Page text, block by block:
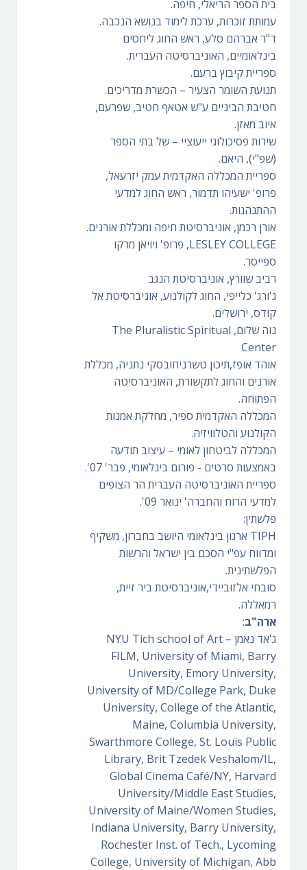
בית הספר הריאלי, חיפה.
עמותת זוכרות, ערכת לימוד בנושא הנכבה.
ד"ר אברהם סלע, ראש החוג ליחסים
בינלאומיים, האוניברסיטה העברית.
ספריית קיבוץ ברעם.
תנועת השומר הצעיר – הכשרת מדריכים.
חטיבת הביניים ע"ש אטאף חטיב, שפרעם,
איוב מאזן.
שירות פסיכולוגי ייעוציי – של בתי הספר
(שפ"י), היאם.
ספריית המכללה האקדמית עמק יזרעאל,
פרופ' ישעיהו תדמור, ראש החוג למדעי
ההתנהגות.
אורן רכמן, אוניברסיטת חיפה ומכללת אורנים.
LESLEY COLLEGE, פרופ' ויויאן מרקו
ספייסר.
רביב שוורץ, אוניברסיטת הנגב
ג'ורג' כלייפי, החוג לקולנוע, אוניברסיטת אל
קודס, ירושלים.
נוה שלום, The Pluralistic Spiritual
Center
אוהד אופז,תיכון טשרניחובסקי נתניה, מכללת
אורנים והחוג לתקשורת, האוניברסיטה
הפתוחה.
המכללה האקדמית ספיר, מחלקת אמנות
הקולנוע והטלוויזיה.
המכללה לביטחון לאומי – עיצוב תודעה
באמצעות סרטים - פורום בינלאומי, פבר' 07'.
ספריית האוניברסיטה העברית הר הצופים
למדעי הרוח והחברה' ינואר 09'.
פלשתין:
TIPH ארגון בינלאומי היושב בחברון, משקיף
ומדווח עפ"י הסכם בין ישראל והרשות
הפלשתינית.
סובחי אלזוביידי,אוניברסיטת ביר זיית,
רמאללה.
ארה"ב:
ג'אד נאמן NYU Tich school of Art –
FILM, University of Miami, Barry
University, Emory University,
University of MD/College Park, Duke
University, College of the Atlantic,
Maine, Columbia University,
Swarthmore College, St. Louis Public
Library, Brit Tzedek Veshalom/IL,
Global Cinema Café/NY, Harvard
University/Middle East Studies,
University of Maine/Women Studies,
Indiana University, Barry University,
Rochester Inst. of Tech., Lycoming
College, University of Michigan, Abb